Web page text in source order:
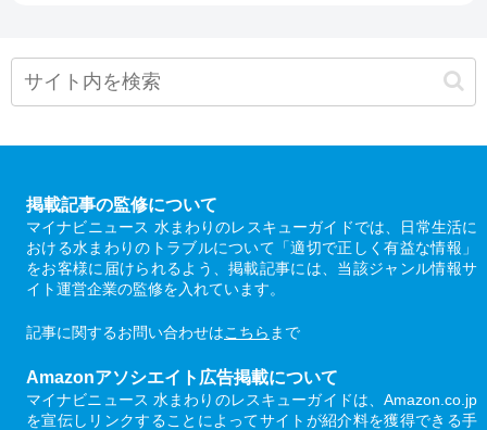
掲載記事の監修について
マイナビニュース 水まわりのレスキューガイドでは、日常生活に
おける水まわりのトラブルについて「適切で正しく有益な情報」
をお客様に届けられるよう、掲載記事には、当該ジャンル情報サ
イト運営企業の監修を入れています。
記事に関するお問い合わせはこちら まで
Amazonアソシエイト広告掲載について
マイナビニュース 水まわりのレスキューガイドは、Amazon.co.jp
を宣伝しリンクすることによってサイトが紹介料を獲得できる手